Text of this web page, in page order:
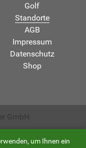
Golf
Standorte
AGB
Impressum
Datenschutz
Shop
GmbH
um Ihnen ein